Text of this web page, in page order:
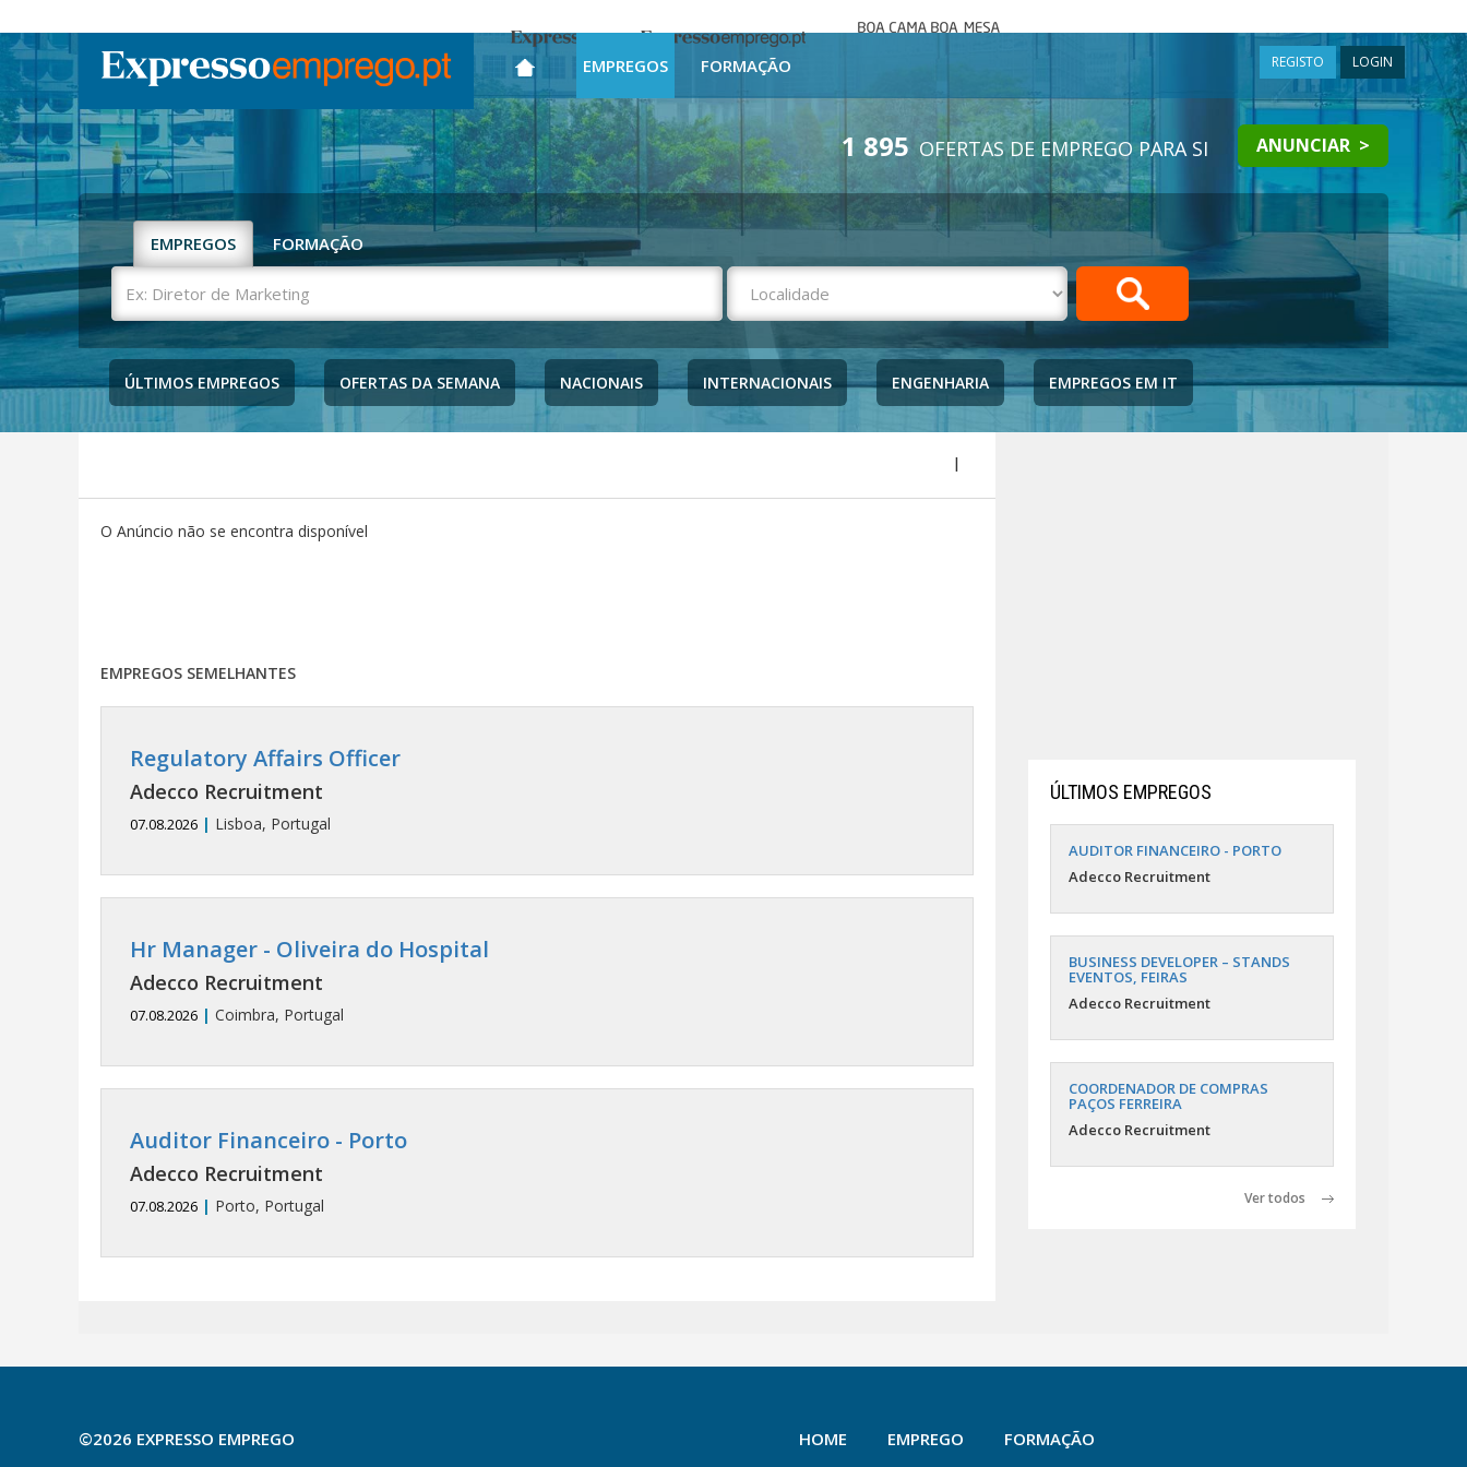
Expresso Expresso Emprego
mesa
EMPREGOS FORMAÇÃO REGISTO LOGIN
1 895 OFERTAS DE EMPREGO PARA SI ANUNCIAR >
EMPREGOS FORMAÇÃO
Ex:
Diretor
de
ÚLTIMOS EMPREGOS
OFERTAS DA SEMANA NACIONAIS INTERNACIONAIS ENGENHARIA EMPREGOS EM IT
|
O Anúncio não se encontra disponível
EMPREGOS SEMELHANTES
Regulatory Affairs Officer
Adecco Recruitment
07.08.2026 | Lisboa, Portugal
Hr Manager - Oliveira do Hospital
Adecco Recruitment
07.08.2026 | Coimbra, Portugal
Auditor Financeiro - Porto
Adecco Recruitment
07.08.2026 | Porto, Portugal
ÚLTIMOS EMPREGOS
AUDITOR FINANCEIRO - PORTO
Adecco Recruitment
BUSINESS DEVELOPER – STANDS
EVENTOS, FEIRAS
Adecco Recruitment
COORDENADOR DE COMPRAS
PAÇOS FERREIRA
Adecco Recruitment
Ver todos
©2026 EXPRESSO EMPREGO HOME EMPREGO FORMAÇÃO